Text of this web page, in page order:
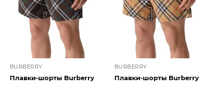
BURBERRY
Плавки-шорты Burberry
BURBERRY
Плавки-шорты Burberry